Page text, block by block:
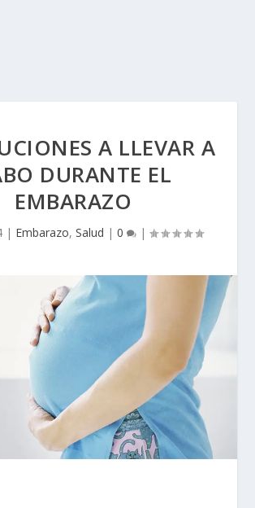
A LLEVAR A
DURANTE EL
EMBARAZO
| Embarazo, Salud | 0 |